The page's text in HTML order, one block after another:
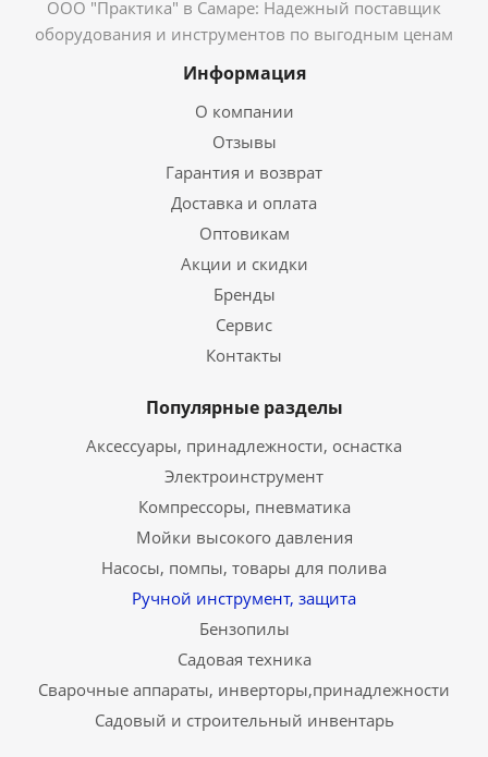
ООО "Практика" в Самаре: Надежный поставщик
оборудования и инструментов по выгодным ценам
Информация
О компании
Отзывы
Гарантия и возврат
Доставка и оплата
Оптовикам
Акции и скидки
Бренды
Сервис
Контакты
Популярные разделы
Аксессуары, принадлежности, оснастка
Электроинструмент
Компрессоры, пневматика
Мойки высокого давления
Насосы, помпы, товары для полива
Ручной инструмент, защита
Бензопилы
Садовая техника
Сварочные аппараты, инверторы,принадлежности
Садовый и строительный инвентарь